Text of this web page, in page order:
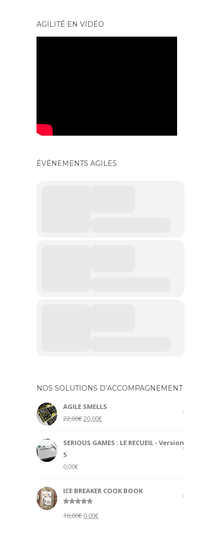
AGILITÉ EN VIDÉO
ÉVÉNEMENTS AGILES
NOS SOLUTIONS D’ACCOMPAGNEMENT
AGILE SMELLS
22,00€ Original
was:
20,00€Current
is:
SERIOUS GAMES : LE RECUEIL - Version
5
0,00€
ICE BREAKER COOK BOOK
out of 5
10,00€ Original
0,00€Current